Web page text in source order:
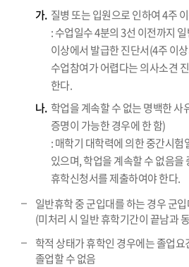
가. 질병 또는 입원으로 인하여 4주
: 수업일수 4분의 3선 이전까지
이상에서 발급한 진단서(4주 이
수업참여가 어렵다는 의사소견
한다.
나. 학업을 계속할 수 없는 명백한
증명이 가능한 경우에 한 함)
: 매학기 대학력에 의한 중간시
있으며, 학업을 계속할 수 없음
휴학신청서를 제출하여야 한다.
일반휴학 중 군입대를 하는 경우 군
(미처리 시 일반 휴학기간이 끝남과
학적 상태가 휴학인 경우에는 졸업
졸업할 수 없음